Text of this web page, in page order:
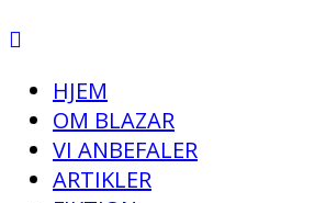
HJEM
OM BLAZAR
VI ANBEFALER
ARTIKLER